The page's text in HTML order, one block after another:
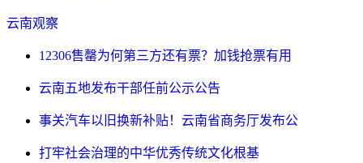
云南观察
12306售罄为何第三方还有票？加钱抢票有用
云南五地发布干部任前公示公告
事关汽车以旧换新补贴！云南省商务厅发布公
打牢社会治理的中华优秀传统文化根基